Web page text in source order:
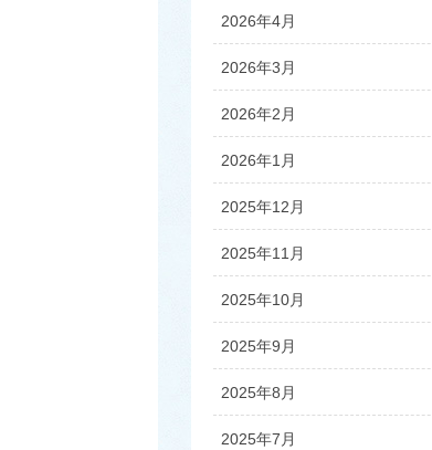
2026年4月
2026年3月
2026年2月
2026年1月
2025年12月
2025年11月
2025年10月
2025年9月
2025年8月
2025年7月